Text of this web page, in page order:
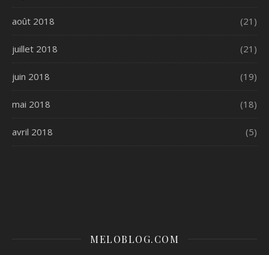
août 2018 (21)
juillet 2018 (21)
juin 2018 (19)
mai 2018 (18)
avril 2018 (5)
MELOBLOG.COM